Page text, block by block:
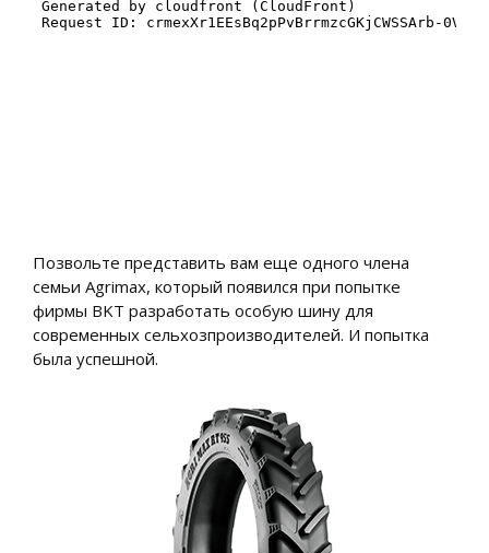
Позвольте представить вам еще одного члена
семьи Agrimax, который появился при попытке
фирмы BKT разработать особую шину для
современных сельхозпроизводителей. И попытка
была успешной.